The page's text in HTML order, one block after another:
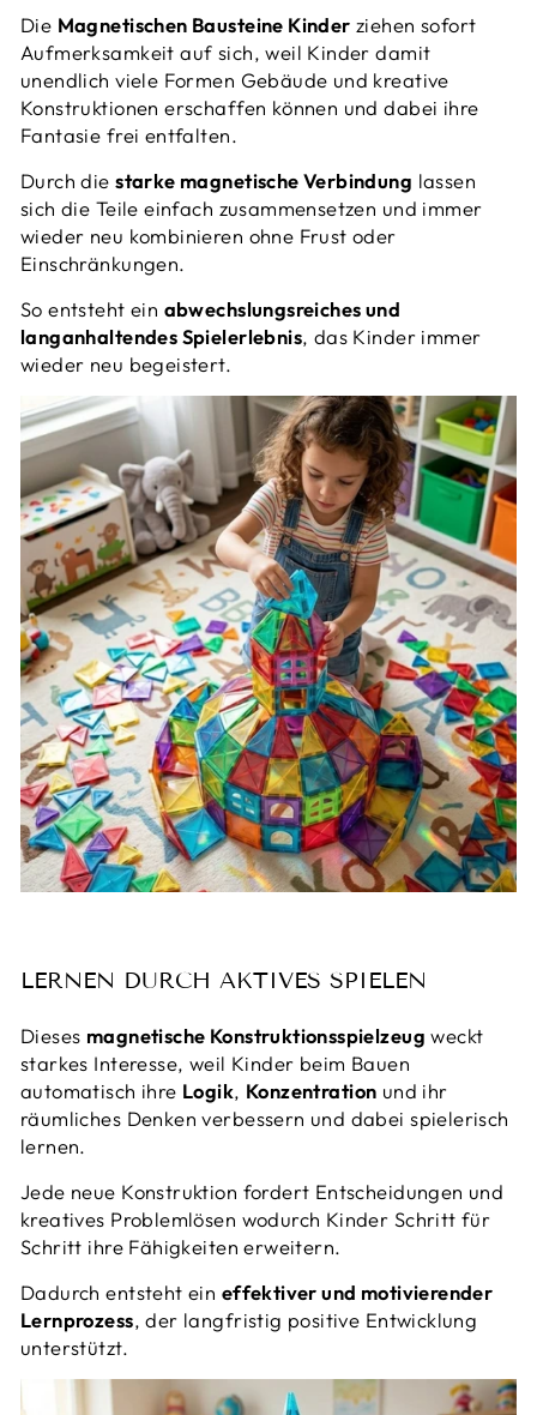
Die Magnetischen Bausteine Kinder ziehen sofort
Aufmerksamkeit auf sich, weil Kinder damit
unendlich viele Formen Gebäude und kreative
Konstruktionen erschaffen können und dabei ihre
Fantasie frei entfalten.
Durch diestarke magnetische Verbindung lassen
sich die Teile einfach zusammensetzen und immer
wieder neu kombinieren ohne Frust oder
Einschränkungen.
So entsteht ein abwechslungsreiches und
langanhaltendes Spielerlebnis, das Kinder immer
wieder neu begeistert.
LERNEN DURCH AKTIVES SPIELEN
Dieses magnetische Konstruktionsspielzeug weckt
starkes Interesse, weil Kinder beim Bauen
automatisch ihre Logik, Konzentration und ihr
räumliches Denken verbessern und dabei spielerisch
lernen.
Jede neue Konstruktion fordert Entscheidungen und
kreatives Problemlösen wodurch Kinder Schritt für
Schritt ihre Fähigkeiten erweitern.
Dadurch entsteht ein effektiver und motivierender
Lernprozess, der langfristig positive Entwicklung
unterstützt.